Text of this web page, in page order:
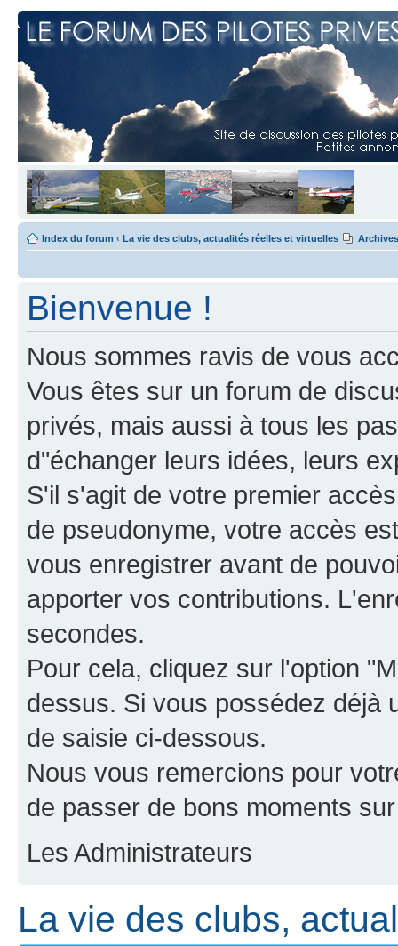
Index du forum ‹ La vie des clubs, actualités réelles et virtuelles Archives
Bienvenue !
Nous sommes ravis de vous
Vous êtes sur un forum de
privés, mais aussi à tous les
d"échanger leurs idées, leurs
S'il s'agit de votre premier
de pseudonyme, votre accès
vous enregistrer avant de
apporter vos contributions.
secondes.
Pour cela, cliquez sur l'option
dessus. Si vous possédez déjà
de saisie ci-dessous.
Nous vous remercions pour
de passer de bons moments
Les Administrateurs
La vie des clubs,